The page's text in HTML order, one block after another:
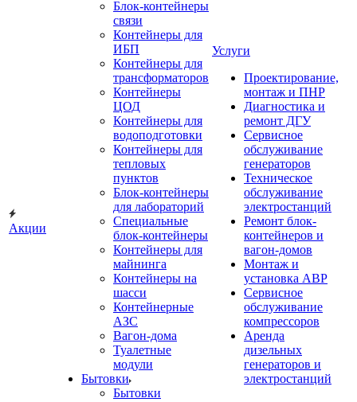
Акции
Блок-контейнеры
связи
Контейнеры для
ИБП
Контейнеры для
трансформаторов
Контейнеры
ЦОД
Контейнеры для
водоподготовки
Контейнеры для
тепловых
пунктов
Блок-контейнеры
для лабораторий
Специальные
блок-контейнеры
Контейнеры для
майнинга
Контейнеры на
шасси
Контейнерные
АЗС
Вагон-дома
Туалетные
модули
Бытовки
Бытовки
Услуги
Проектирование,
монтаж и ПНР
Диагностика и
ремонт ДГУ
Сервисное
обслуживание
генераторов
Техническое
обслуживание
электростанций
Ремонт блок-
контейнеров и
вагон-домов
Монтаж и
установка АВР
Сервисное
обслуживание
компрессоров
Аренда
дизельных
генераторов и
электростанций